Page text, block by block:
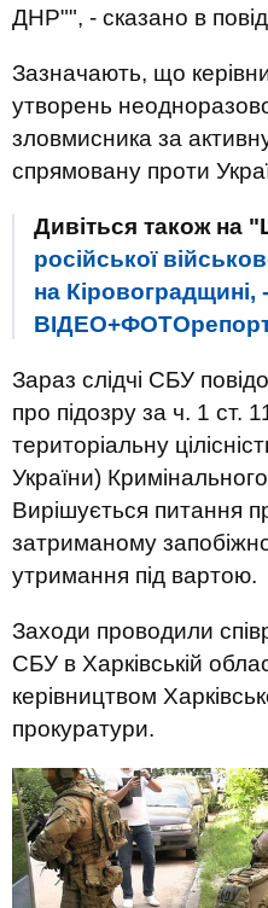
ДНР"", - сказано в
Зазначають, що
утворень
зловмисника за
спрямовану проти
Дивіться також на
російської
на Кіровоградщині,
Зараз слідчі СБУ
про підозру за ч. 1 ст.
територіальну
України)
Вирішується питання
затриманому
утримання під вартою.
Заходи проводили
СБУ в Харківській
керівництвом
прокуратури.